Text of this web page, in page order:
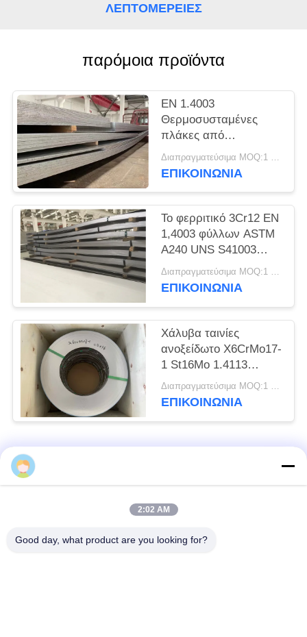
PRIVACY
POLICY
ΛΕΠΤΟΜΈΡΕΙΕΣ
παρόμοια προϊόντα
EN 1.4003
Θερμοσυσταμένες
πλάκες από
ανοξείδωτο χάλυβα
UNS S41003
Διαπραγματεύσιμα MOQ:1 τόνος
ΕΠΙΚΟΙΝΩΝΊΑ
Το φερριτικό 3Cr12 EN
1,4003 φύλλων ASTM
A240 UNS S41003
ανοξείδωτου Unility
Διαπραγματεύσιμα MOQ:1 τόνος
ΕΠΙΚΟΙΝΩΝΊΑ
Χάλυβα ταινίες
ανοξείδωτο X6CrMo17-
1 St16Mo 1.4113
Χάλυβα ταινία ψυχρής
έλασης
Διαπραγματεύσιμα MOQ:1 τόνος
ΕΠΙΚΟΙΝΩΝΊΑ
Σκληραίνοντας
2:02 AM
Good day, what product are you looking for?